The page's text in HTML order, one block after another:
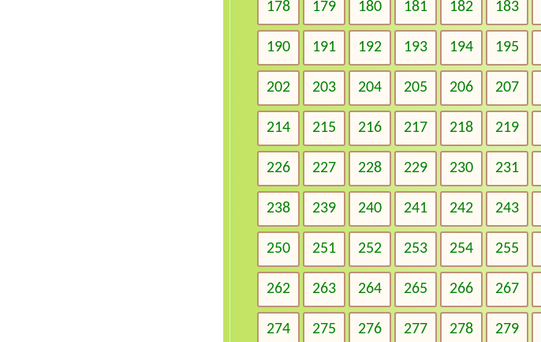
178 179 180 181 182 183
190 191 192 193 194 195
202 203 204 205 206 207
214 215 216 217 218 219
226 227 228 229 230 231
238 239 240 241 242 243
250 251 252 253 254 255
262 263 264 265 266 267
274 275 276 277 278 279